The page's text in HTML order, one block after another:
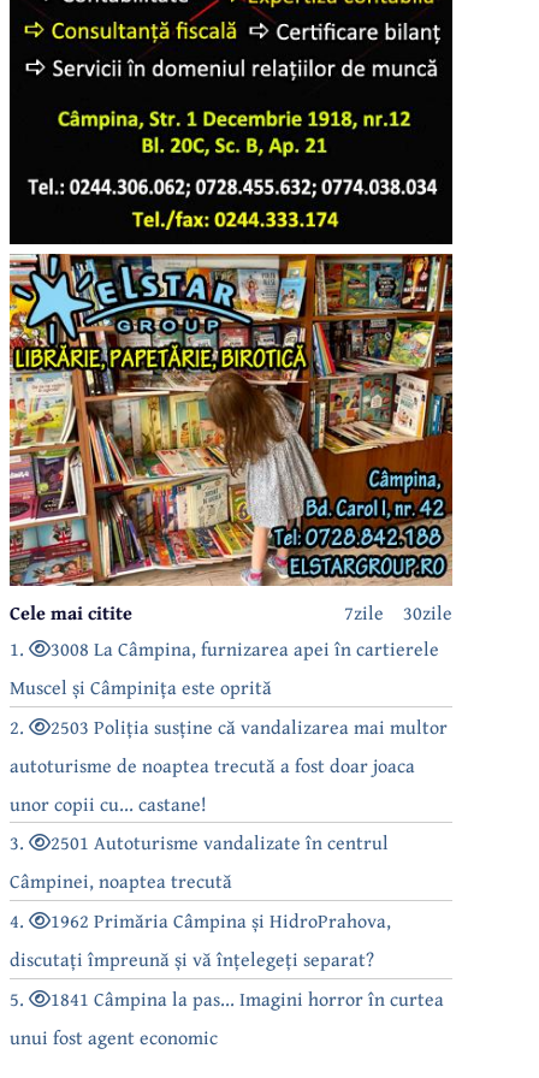
30zile
7zile
Cele mai citite
1.
3008 La Câmpina, furnizarea apei în cartierele
Muscel și Câmpinița este oprită
2.
2503 Poliția susține că vandalizarea mai multor
autoturisme de noaptea trecută a fost doar joaca
unor copii cu... castane!
3.
2501 Autoturisme vandalizate în centrul
Câmpinei, noaptea trecută
4.
1962 Primăria Câmpina și HidroPrahova,
discutați împreună și vă înțelegeți separat?
5.
1841 Câmpina la pas... Imagini horror în curtea
unui fost agent economic